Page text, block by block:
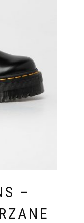
–